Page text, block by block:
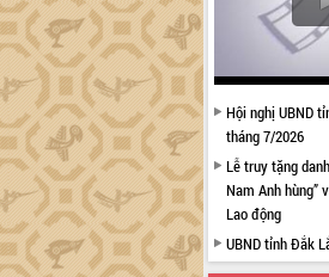
Hội nghị UBND
tháng 7/2026
Lễ truy tặng
Nam Anh hùng”
Lao động
UBND tỉnh Đắk
vụ 6 tháng cuối